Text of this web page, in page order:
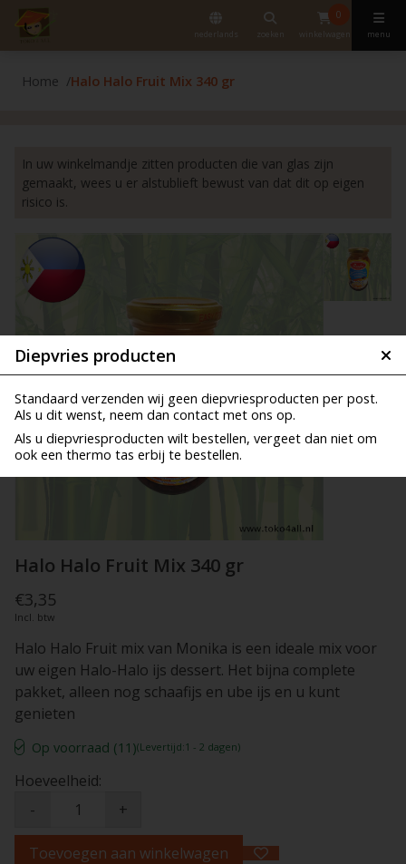
nederlands zoeken
0
winkelwagen menu
Diepvries producten
Standaard verzenden wij geen diepvriesproducten per post.
Als u dit wenst, neem dan contact met ons op.
Als u diepvriesproducten wilt bestellen, vergeet dan niet om
ook een thermo tas erbij te bestellen.
Home Halo Halo Fruit Mix 340 gr
In uw winkelmandje zitten producten die van glas zijn
gemaakt, wees u er alstublieft bewust van dat dit op eigen
risico is.
Halo Halo Fruit Mix 340 gr
€3,35
Incl. btw
Halo Halo Fruit mix van Monika is een ideale mix voor
uw eigen Halo-Halo ijs dessert. Het bijna complete
pakket, alleen nog schaafijs en ube ijs en u kunt
genieten
Op voorraad (11)(Levertijd:1 - 2 dagen)
Hoeveelheid:
-
+
Toevoegen aan winkelwagen